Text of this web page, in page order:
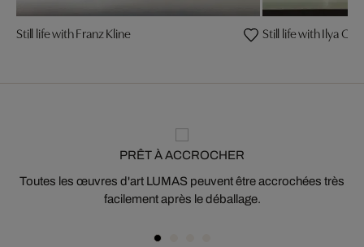
Still life with Franz Kline Still life with Ilya
PRÊT À ACCROCHER
Toutes les œuvres d'art LUMAS peuvent être accrochées très
facilement après le déballage.